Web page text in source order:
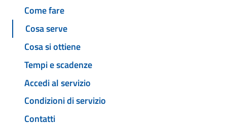
Come fare
Cosa serve
Cosa si ottiene
Tempi e scadenze
Accedi al servizio
Condizioni di servizio
Contatti